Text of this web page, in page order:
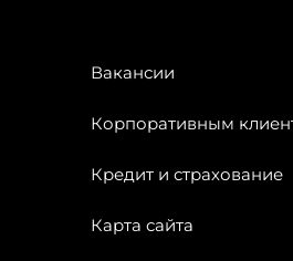
Вакансии
Корпоративным
Кредит и страхование
Карта сайта